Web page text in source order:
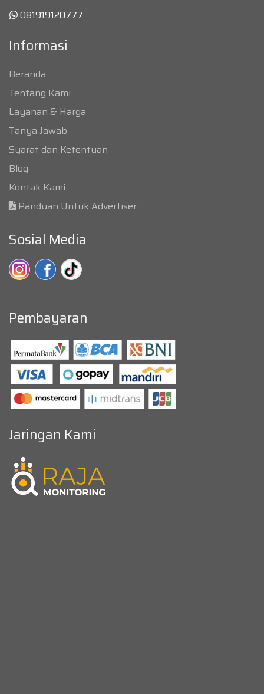
081919120777
Informasi
Beranda
Tentang Kami
Layanan & Harga
Tanya Jawab
Syarat dan Ketentuan
Blog
Kontak Kami
Panduan Untuk Advertiser
Sosial Media
Pembayaran
Jaringan Kami